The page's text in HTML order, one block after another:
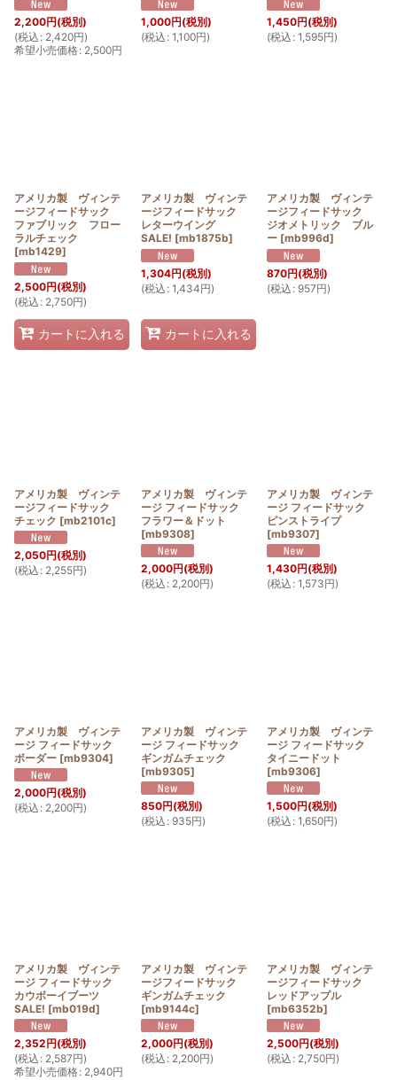
2,200円(税別)
(税込 : 2,420円)
希望小売価格: 2,500円
1,000円(税別)
(税込 : 1,100円)
1,450円(税別)
(税込 : 1,595円)
アメリカ製 ヴィンテ
ージフィードサック
ファブリック フロー
ラルチェック
[mb1429]
2,500円(税別)
(税込 : 2,750円)
カートに入れる
アメリカ製 ヴィンテ
ージフィードサック
レターウイング
SALE! [mb1875b]
1,304円(税別)
(税込 : 1,434円)
カートに入れる
アメリカ製 ヴィンテ
ージフィードサック
ジオメトリック ブル
ー [mb996d]
870円(税別)
(税込 : 957円)
アメリカ製 ヴィンテ
ージフィードサック
チェック [mb2101c]
2,050円(税別)
(税込 : 2,255円)
アメリカ製 ヴィンテ
ージ フィードサック
フラワー＆ドット
[mb9308]
2,000円(税別)
(税込 : 2,200円)
アメリカ製 ヴィンテ
ージ フィードサック
ピンストライプ
[mb9307]
1,430円(税別)
(税込 : 1,573円)
アメリカ製 ヴィンテ
ージ フィードサック
ボーダー [mb9304]
2,000円(税別)
(税込 : 2,200円)
アメリカ製 ヴィンテ
ージ フィードサック
ギンガムチェック
[mb9305]
850円(税別)
(税込 : 935円)
アメリカ製 ヴィンテ
ージ フィードサック
タイニードット
[mb9306]
1,500円(税別)
(税込 : 1,650円)
アメリカ製 ヴィンテ
ージ フィードサック
カウボーイブーツ
SALE! [mb019d]
2,352円(税別)
(税込 : 2,587円)
希望小売価格: 2,940円
アメリカ製 ヴィンテ
ージフィードサック
ギンガムチェック
[mb9144c]
2,000円(税別)
(税込 : 2,200円)
アメリカ製 ヴィンテ
ージフィードサック
レッドアップル
[mb6352b]
2,500円(税別)
(税込 : 2,750円)